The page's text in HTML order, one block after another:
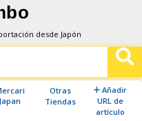
desde Japón
Japan
Otras
Tiendas
Añadir
URL de
artículo